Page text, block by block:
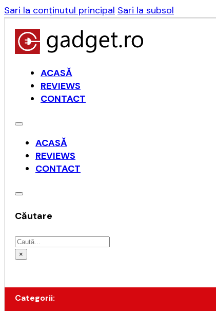
Sari la conținutul principal Sari la subsol
ACASĂ
REVIEWS
CONTACT
ACASĂ
REVIEWS
CONTACT
Căutare
Caută
×
Categorii: